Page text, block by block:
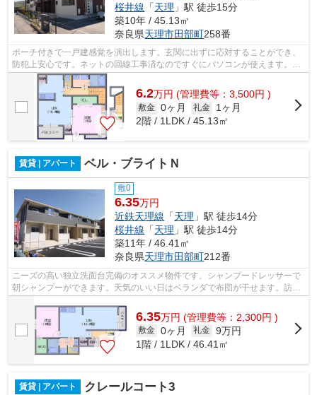
桜井線 「天理 」駅 徒歩15分
築10年 / 45.13㎡
奈良県天理市田部町258番
ポーチ付きで一戸建感覚を演出します。玄関に出ずに応対することができ、
防犯上安心です。ネットの回線工事済なのですぐにパソコンが使えます。事
務所と使用でき、ご自宅でビジネスを...
6.2万円 (管理費等：3,500円 )
敷金 0ヶ月 礼金
1ヶ月
2階 / 1LDK / 45.13㎡
賃貸 | アパート ベル・ブライトＮ
敷0
6.35万円
近鉄天理線 「天理 」駅 徒歩14分
桜井線 「天理 」駅 徒歩14分
築11年 / 46.41㎡
奈良県天理市田部町212番
ニーズの高い独立洗面台完備のオススメ物件です。シャンプードレッサーで
朝シャンプーができます。天気のいい日はベランダで布団が干せます。訪問
6.35万円 (管理費等：2,300円 )
敷金 0ヶ月 礼金 9万円
1階 / 1LDK / 46.41㎡
賃貸 | アパート クレールコート3